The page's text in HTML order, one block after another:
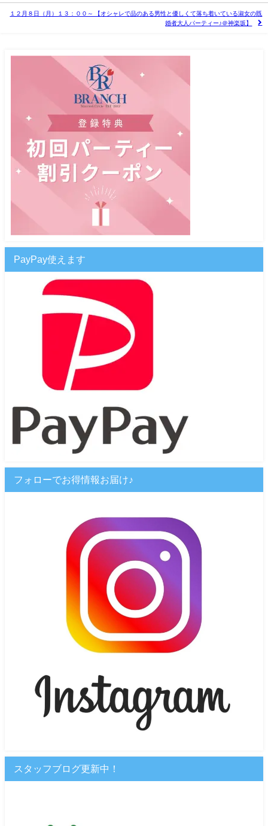
１２月８日（月）１３：００～ 【オシャレで品のある男性と優しくて落ち着いている淑女の既
婚者大人パーティー♪＠神楽坂】
PayPay使えます
フォローでお得情報お届け♪
スタッフブログ更新中！